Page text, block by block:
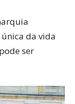
da vida
ser